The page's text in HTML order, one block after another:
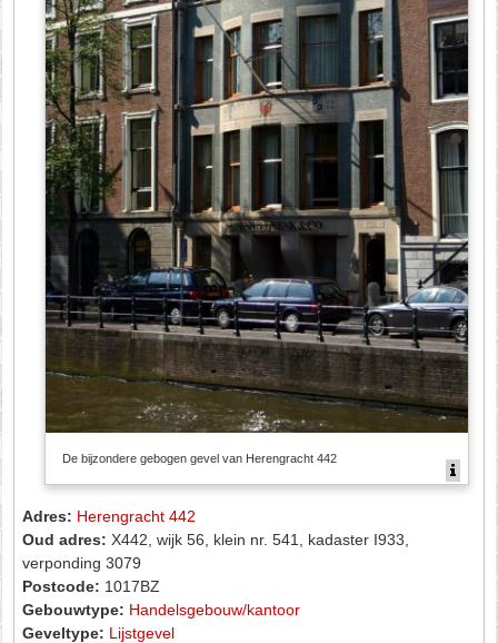
De bijzondere gebogen gevel van Herengracht 442
Adres: Herengracht 442
Oud adres: X442, wijk 56, klein nr. 541, kadaster I933,
verponding 3079
Postcode: 1017BZ
Gebouwtype: Handelsgebouw/kantoor
Geveltype: Lijstgevel